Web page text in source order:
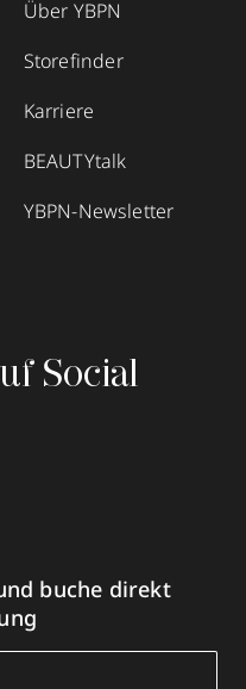
Über YBPN
Storefinder
Karriere
BEAUTYtalk
YBPN-Newsletter
Social
buche direkt